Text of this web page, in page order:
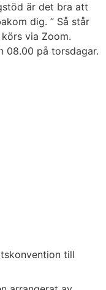
är det bra att
dig. ” Så står
via Zoom.
08.00 på torsdagar.
till